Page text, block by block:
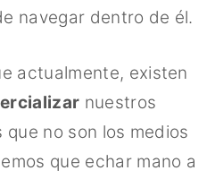
navegar dentro de él.
actualmente, existen
nuestros
no son los medios
que echar mano a